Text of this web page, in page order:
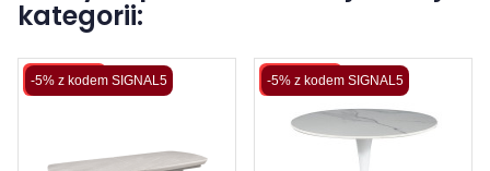
kategorii:
-5% z kodem SIGNAL5
Wysyłka 48H -5% z kodem SIGNAL5
Wysyłka 48H